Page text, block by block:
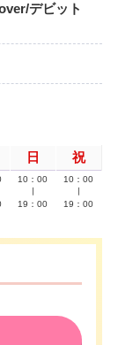
デビット
日 祝
10：00
19：00
10：00
19：00